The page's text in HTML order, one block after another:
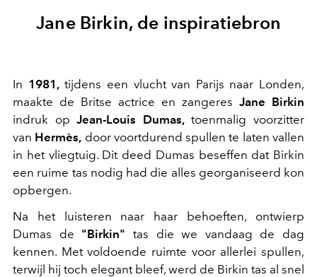
Jane Birkin, de inspiratiebron
In 1981,tijdens een vlucht van Parijs naar Londen,
maakte de Britse actrice en zangeres Jane Birkin
indruk opJean-Louis Dumas,toenmalig voorzitter
van Hermès, door voortdurend spullen te laten vallen
in het vliegtuig. Dit deed Dumas beseffen dat Birkin
een ruime tas nodig had die alles georganiseerd kon
opbergen.
Na het luisteren naar haar behoeften, ontwierp
Dumas de "Birkin" tas die we vandaag de dag
kennen. Met voldoende ruimte voor allerlei spullen,
terwijl hij toch elegant bleef, werd de Birkin tas al snel